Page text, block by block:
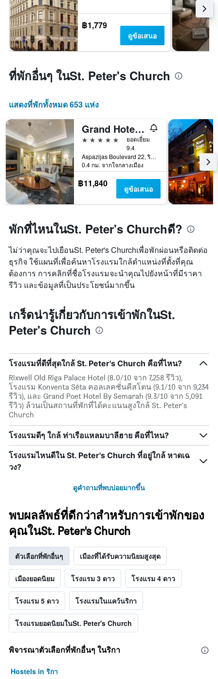
฿1,779
ดูข้อเสนอ
ที่พักอื่นๆ ในSt. Peter's Church
แสดงที่พักทั้งหมด 653 แห่ง
Grand Hotel Kempinski Riga
5 ดาว
ยอดเยี่ยม
9.4
Aspazijas Boulevard 22, ริกา, ลัตเวีย
0.4 กม. จากใจกลางเมือง
฿11,840 ดูข้อเสนอ
พักที่ไหนในSt. Peter's Churchดี?
ไม่ว่าคุณจะไปเยือนSt. Peter's Churchเพื่อพักผ่อนหรือติดต่อ
ธุรกิจ ใช้แผนที่เพื่อค้นหาโรงแรมใกล้ตำแหน่งที่ตั้งที่คุณ
ต้องการ การคลิกที่ชื่อโรงแรมจะนำคุณไปยังหน้าที่มีราคา
รีวิว และข้อมูลที่เป็นประโยชน์มากขึ้น
เกร็ดน่ารู้เกี่ยวกับการเข้าพักในSt.
Peter's Church
โรงแรมที่ดีที่สุดใกล้ St. Peter's Church คือที่ไหน?
Rixwell Old Riga Palace Hotel (8.0/10 จาก 7,258 รีวิว),
โรงแรม Konventa Sēta คอลเลคชั่นคีสโตน (9.1/10 จาก 9,234
รีวิว), และ Grand Poet Hotel By Semarah (9.3/10 จาก 5,091
รีวิว) ล้วนเป็นสถานที่พักที่ได้คะแนนสูงใกล้ St. Peter's
Church
โรงแรมดีๆ ใกล้ ท่าเรือแหลมบาลีฮาย คือที่ไหน?
โรงแรมไหนดีใน St. Peter's Church ที่อยู่ใกล้ หาดเฉ
วง?
ดูคำถามที่พบบ่อยมากขึ้น
พบผลลัพธ์ที่ดีกว่าสำหรับการเข้าพักของ
คุณในSt. Peter's Church
ตัวเลือกที่พักอื่นๆ เมืองที่ได้รับความนิยมสูงสุด
เมืองยอดนิยม โรงแรม 3 ดาว โรงแรม 4 ดาว
โรงแรม 5 ดาว โรงแรมในแคว้นริกา
โรงแรมยอดนิยมในSt. Peter's Church
พิจารณาตัวเลือกที่พักอื่นๆ ในริกา
Hostels in ริกา